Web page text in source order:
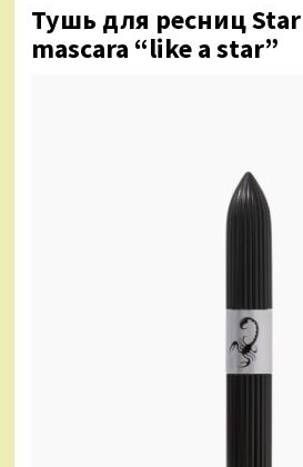
Тушь для ресниц
mascara “like a star”